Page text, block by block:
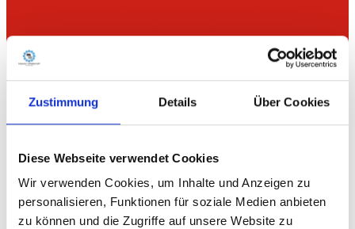
Zustimmung Details Über Cookies
Diese Webseite verwendet Cookies
Wir verwenden Cookies, um Inhalte und Anzeigen zu
personalisieren, Funktionen für soziale Medien anbieten
zu können und die Zugriffe auf unsere Website zu